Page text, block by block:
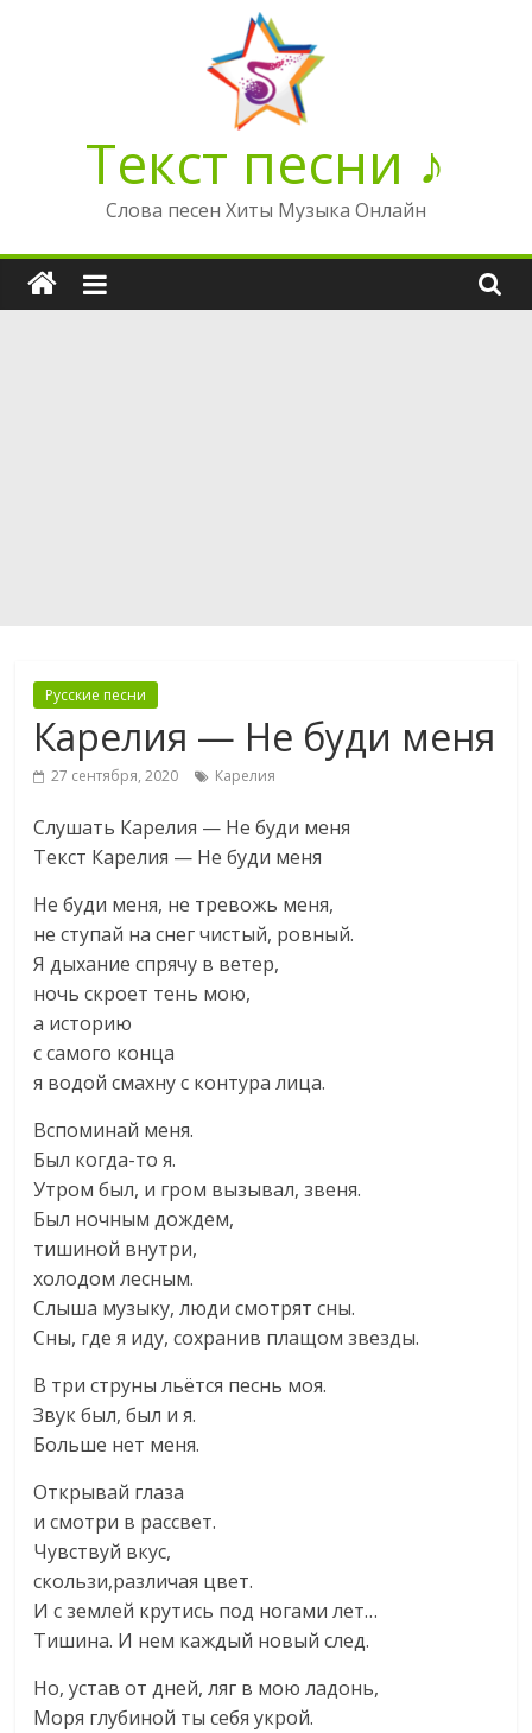
Текст песни ♪
Слова песен Хиты Музыка Онлайн
Русские песни
Карелия — Не буди меня
27 сентября, 2020 Карелия
Слушать Карелия — Не буди меня
Текст Карелия — Не буди меня
Не буди меня, не тревожь меня,
не ступай на снег чистый, ровный.
Я дыхание спрячу в ветер,
ночь скроет тень мою,
а историю
с самого конца
я водой смахну с контура лица.
Вспоминай меня.
Был когда-то я.
Утром был, и гром вызывал, звеня.
Был ночным дождем,
тишиной внутри,
холодом лесным.
Слыша музыку, люди смотрят сны.
Сны, где я иду, сохранив плащом звезды.
В три струны льётся песнь моя.
Звук был, был и я.
Больше нет меня.
Открывай глаза
и смотри в рассвет.
Чувствуй вкус,
скользи,различая цвет.
И с землей крутись под ногами лет…
Тишина. И нем каждый новый след.
Но, устав от дней, ляг в мою ладонь,
Моря глубиной ты себя укрой.